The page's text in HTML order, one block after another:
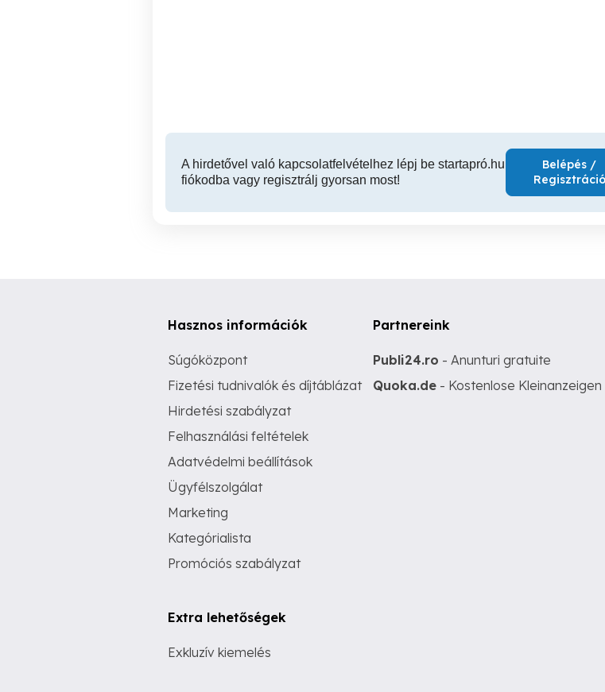
A hirdetővel való kapcsolatfelvételhez lépj be startapró.hu
fiókodba vagy regisztrálj gyorsan most!
Belépés /
Regisztráció
Hasznos információk
Súgóközpont
Fizetési tudnivalók és díjtáblázat
Hirdetési szabályzat
Felhasználási feltételek
Adatvédelmi beállítások
Ügyfélszolgálat
Marketing
Kategórialista
Promóciós szabályzat
Extra lehetőségek
Exkluzív kiemelés
Partnereink
Publi24.ro - Anunturi gratuite
Quoka.de - Kostenlose Kleinanzeigen